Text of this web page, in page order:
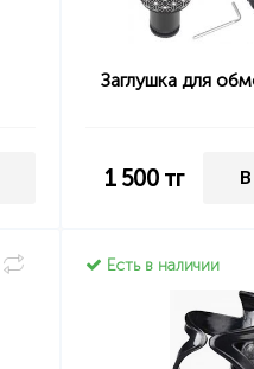
Заглушка для
1 500 тг
Есть в наличии